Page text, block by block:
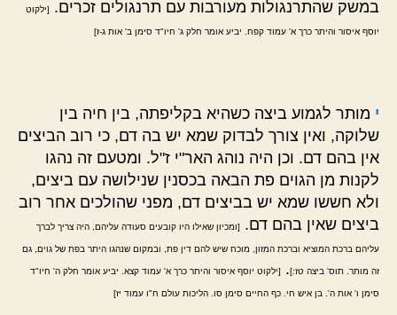
במשק שהתרנגולות מעורבות עם תרנגולים זכרים. [ילקוט
יוסף איסור והיתר כרך א' עמוד קפח. יביע אומר חלק ג' חיו"ד סימן ב' אות ג-ז]
י מותר לגמוע ביצה כשהיא בקליפתה, בין חיה בין
שלוקה, ואין צורך לבדוק שמא יש בה דם, כי רוב הביצים
אין בהם דם. וכן היה נוהג האר"י ז"ל. ומטעם זה נהגו
לקנות מן הגוים פת הבאה בכסנין שנילושה עם ביצים,
ולא חששו שמא יש בביצים דם, מפני שהולכים אחר רוב
ביצים שאין בהם דם.
[ומכיון שאילו היו קובעים סעודה עליהם, היה צריך לברך
עליהם ברכת המוציא וברכת המזון, מוכח שיש להם דין פת, ובמקום שנהגו היתר בפת של גוים, גם
זה מותר. תוס' ביצה טז:]. [ילקוט יוסף איסור והיתר כרך א' עמוד קצא. יביע אומר חלק ה' חיו"ד
סימן ו' אות ה'. בן איש חי. כף החיים סימן סו. הליכות עולם ח"ו עמוד יז]